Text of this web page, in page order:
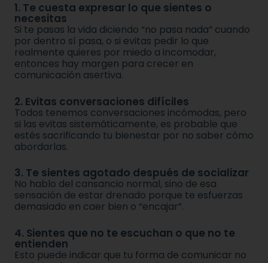
1. Te cuesta expresar lo que sientes o
necesitas
Si te pasas la vida diciendo “no pasa nada” cuando
por dentro sí pasa, o si evitas pedir lo que
realmente quieres por miedo a incomodar,
entonces hay margen para crecer en
comunicación asertiva.
2. Evitas conversaciones difíciles
Todos tenemos conversaciones incómodas, pero
si las evitas sistemáticamente, es probable que
estés sacrificando tu bienestar por no saber cómo
abordarlas.
3. Te sientes agotado después de socializar
No hablo del cansancio normal, sino de esa
sensación de estar drenado porque te esfuerzas
demasiado en caer bien o “encajar”.
4. Sientes que no te escuchan o que no te
entienden
Esto puede indicar que tu forma de comunicar no